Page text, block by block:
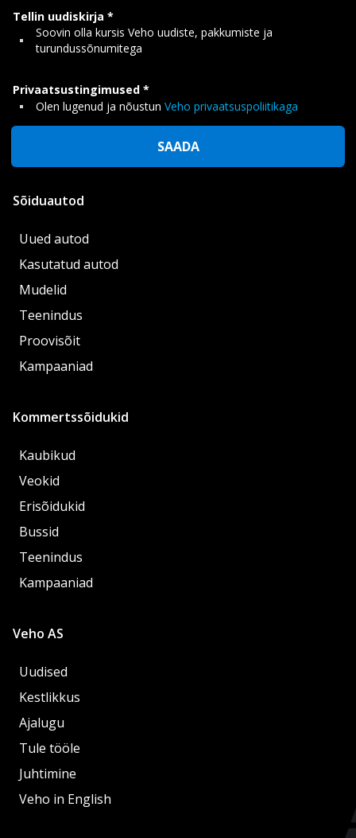
Tellin uudiskirja
Soovin olla kursis Veho uudiste, pakkumiste ja
turundussõnumitega
Privaatsustingimused
Olen lugenud ja nõustun Veho privaatsuspoliitikaga
SAADA
Sõiduautod
Uued autod
Kasutatud autod
Mudelid
Teenindus
Proovisõit
Kampaaniad
Kommertssõidukid
Kaubikud
Veokid
Erisõidukid
Bussid
Teenindus
Kampaaniad
Veho AS
Uudised
Kestlikkus
Ajalugu
Tule tööle
Juhtimine
Veho in English